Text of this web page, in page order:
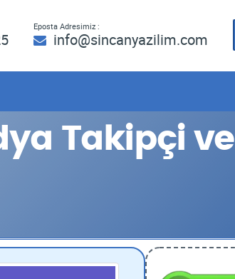
Eposta Adresimiz :
info@sincanyazilim.com
Takipçi ve